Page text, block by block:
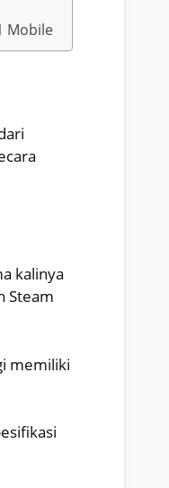
Mobile
kalinya
Steam
memiliki